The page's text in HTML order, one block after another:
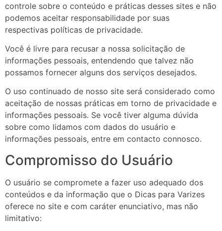
controle sobre o conteúdo e práticas desses sites e não
podemos aceitar responsabilidade por suas
respectivas políticas de privacidade.
Você é livre para recusar a nossa solicitação de
informações pessoais, entendendo que talvez não
possamos fornecer alguns dos serviços desejados.
O uso continuado de nosso site será considerado como
aceitação de nossas práticas em torno de privacidade e
informações pessoais. Se você tiver alguma dúvida
sobre como lidamos com dados do usuário e
informações pessoais, entre em contacto connosco.
Compromisso do Usuário
O usuário se compromete a fazer uso adequado dos
conteúdos e da informação que o Dicas para Varizes
oferece no site e com caráter enunciativo, mas não
limitativo: